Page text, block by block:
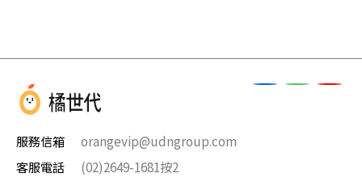
服務信箱
orangevip@udngroup.com
客服電話
(02)2649-1681按2